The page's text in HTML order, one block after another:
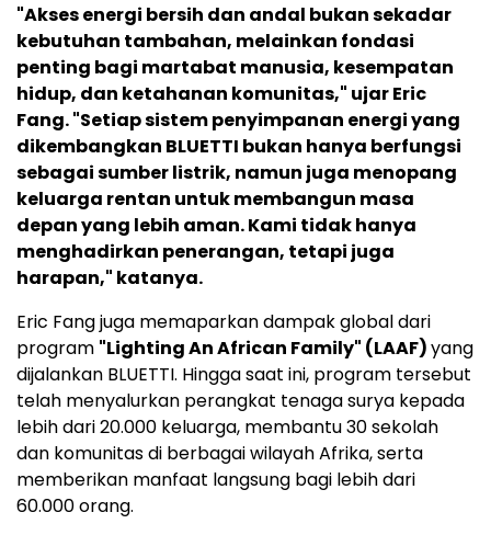
"Akses energi bersih dan andal bukan sekadar
kebutuhan tambahan, melainkan fondasi
penting bagi martabat manusia, kesempatan
hidup, dan ketahanan komunitas," ujar Eric
Fang. "Setiap sistem penyimpanan energi yang
dikembangkan BLUETTI bukan hanya berfungsi
sebagai sumber listrik, namun juga menopang
keluarga rentan untuk membangun masa
depan yang lebih aman. Kami tidak hanya
menghadirkan penerangan, tetapi juga
harapan," katanya.
Eric Fang juga memaparkan dampak global dari
program "Lighting An African Family" (LAAF)yang
dijalankan BLUETTI. Hingga saat ini, program tersebut
telah menyalurkan perangkat tenaga surya kepada
lebih dari 20.000 keluarga, membantu 30 sekolah
dan komunitas di berbagai wilayah Afrika, serta
memberikan manfaat langsung bagi lebih dari
60.000 orang.